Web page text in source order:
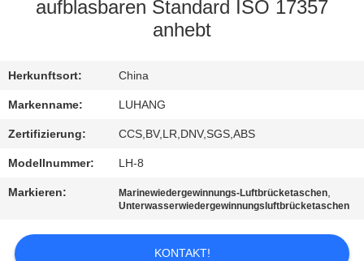
UNS
BITTE UM
EIN
ANGEBOT
SITEMAP
aufblasbaren Standard ISO 17357
anhebt
Herkunftsort: China
Markenname: LUHANG
Zertifizierung: CCS,BV,LR,DNV,SGS,ABS
Modellnummer: LH-8
Markieren: Marinewiedergewinnungs-Luftbrücketaschen,
Unterwasserwiedergewinnungsluftbrücketaschen
KONTAKT!